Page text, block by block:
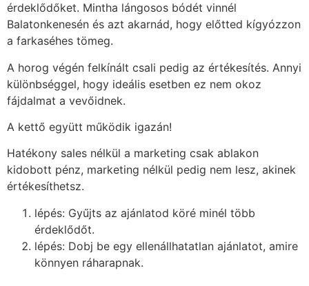
érdeklődőket. Mintha lángosos bódét vinnél
Balatonkenesén és azt akarnád, hogy előtted kígyózzon
a farkaséhes tömeg.
A horog végén felkínált csali pedig az értékesítés. Annyi
különbséggel, hogy ideális esetben ez nem okoz
fájdalmat a vevőidnek.
A kettő együtt működik igazán!
Hatékony sales nélkül a marketing csak ablakon
kidobott pénz, marketing nélkül pedig nem lesz, akinek
értékesíthetsz.
lépés: Gyűjts az ajánlatod köré minél több
érdeklődőt.
lépés: Dobj be egy ellenállhatatlan ajánlatot, amire
könnyen ráharapnak.